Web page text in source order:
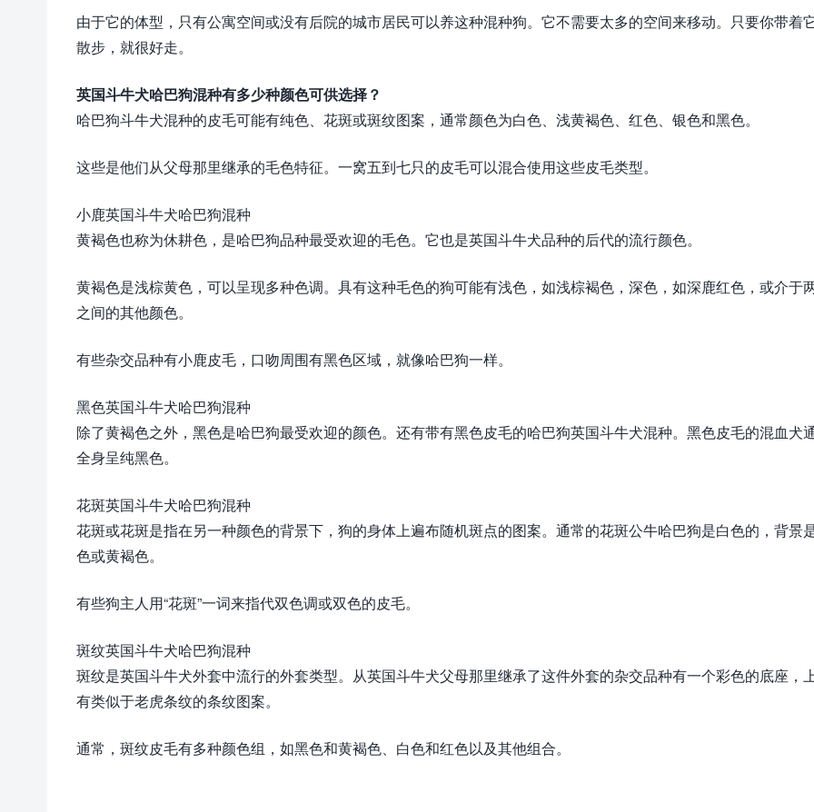
由于它的体型，只有公寓空间或没有后院的城市居民可以养这种混种狗。它不需要太多的空间来移动。只要你带着
散步，就很好走。
英国斗牛犬哈巴狗混种有多少种颜色可供选择？
哈巴狗斗牛犬混种的皮毛可能有纯色、花斑或斑纹图案，通常颜色为白色、浅黄褐色、红色、银色和黑色。
这些是他们从父母那里继承的毛色特征。一窝五到七只的皮毛可以混合使用这些皮毛类型。
小鹿英国斗牛犬哈巴狗混种
黄褐色也称为休耕色，是哈巴狗品种最受欢迎​​的毛色。它也是英国斗牛犬品种的后代的流行颜色。
黄褐色是浅棕黄色，可以呈现多种色调。具有这种毛色的狗可能有浅色，如浅棕褐色，深色，如深鹿红色，或介于
之间的其他颜色。
有些杂交品种有小鹿皮毛，口吻周围有黑色区域，就像哈巴狗一样。
黑色英国斗牛犬哈巴狗混种
除了黄褐色之外，黑色是哈巴狗最受欢迎的颜色。还有带有黑色皮毛的哈巴狗英国斗牛犬混种。黑色皮毛的混血犬
全身呈纯黑色。
花斑英国斗牛犬哈巴狗混种
花斑或花斑是指在另一种颜色的背景下，狗的身体上遍布随机斑点的图案。通常的花斑公牛哈巴狗是白色的，背景
色或黄褐色。
有些狗主人用“花斑”一词来指代双色调或双色的皮毛。
斑纹英国斗牛犬哈巴狗混种
斑纹是英国斗牛犬外套中流行的外套类型。从英国斗牛犬父母那里继承了这件外套的杂交品种有一个彩色的底座，
有类似于老虎条纹的条纹图案。
通常，斑纹皮毛有多种颜色组，如黑色和黄褐色、白色和红色以及其他组合。